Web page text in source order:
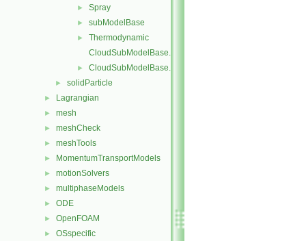
► Spray
► subModelBase
►
Thermodynamic
CloudSubModelBase.C
► CloudSubModelBase.H
► solidParticle
► Lagrangian
► mesh
► meshCheck
► meshTools
► MomentumTransportModels
► motionSolvers
► multiphaseModels
► ODE
► OpenFOAM
► OSspecific